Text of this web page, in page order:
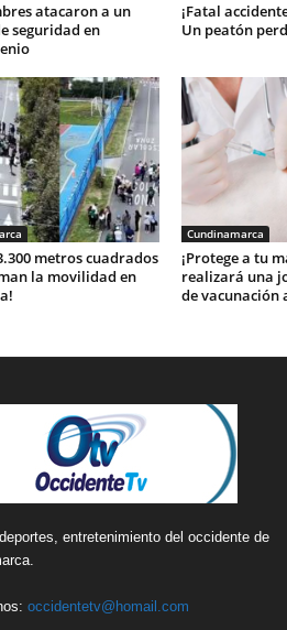
atacaron a un
seguridad en
¡Fatal
Un peatón
metros cuadrados
la movilidad en
Cundinamarca
¡Protege a tu
realizará una
de
entretenimiento del occidente de
occidentetv@homail.com